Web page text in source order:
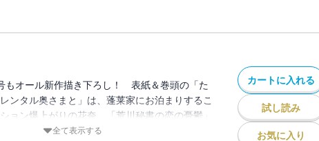
・？「今夜、私は処女を捨てます」は、ギクシ
井との間に漂い、もしかしたら別れることにな
不安になる深月だったが・・・!?「アレが噂の
ストラン」は、グルメアプリの運営から10周
ルへの出場依頼がきて・・・!?「自意識高過ぎ
過ぎちゃんの恋」は、めでたくイケメン（だが
き、職場でもニヤケが止まらない玲は同僚から
もオール新作描き下ろし！ 表紙＆巻頭の「た
ンタル奥さまと」は、蓬莱家にお泊まりするこ
ョン爆上がりの花奈。「荒川秘書の恋の憂鬱」
オンされあの手この手を使って求婚される荒川
全て表示する
カートに入れる
試し読み
お気に入り